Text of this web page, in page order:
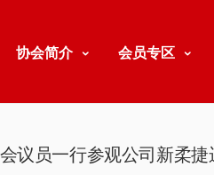
协会简介 会员专区
议员一行参观公司新柔